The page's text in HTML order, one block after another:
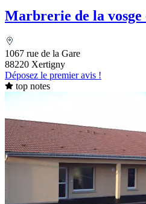
Marbrerie de la
1067 rue de la Gare
88220 Xertigny
Déposez le premier avis !
top notes